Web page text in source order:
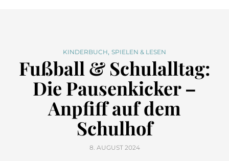
KINDERBUCH, SPIELEN & LESEN
Fußball & Schulalltag:
Die Pausenkicker –
Anpfiff auf dem
Schulhof
8. AUGUST 2024